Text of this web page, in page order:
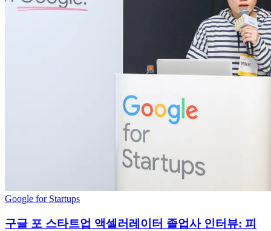
Google for Startups
구글 포 스타트업 액셀러레이터 졸업사 인터뷰: 피